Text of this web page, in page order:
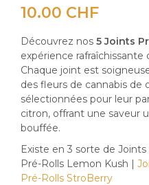
10.00 CHF
Découvrez nos 5 Joints
expérience rafraîchissante
Chaque joint est
des fleurs de cannabis de
sélectionnées pour leur
citron, offrant une saveur
bouffée.
Existe en 3 sorte de
Pré-Rolls Lemon Kush |
Pré-Rolls StroBerry